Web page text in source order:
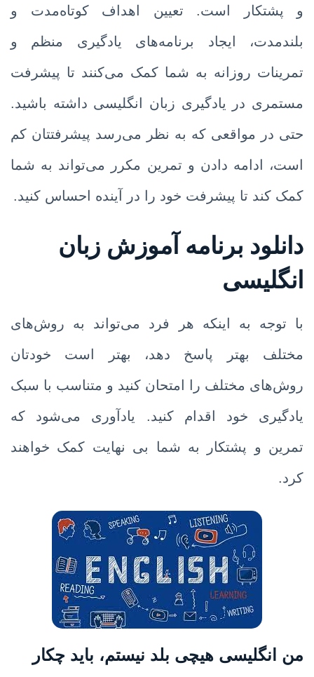
و پشتکار است. تعیین اهداف کوتاه‌مدت و
بلندمدت، ایجاد برنامه‌های یادگیری منظم و
تمرینات روزانه به شما کمک می‌کنند تا پیشرفت
مستمری در یادگیری زبان انگلیسی داشته باشید.
حتی در مواقعی که به نظر می‌رسد پیشرفتتان کم
است، ادامه دادن و تمرین مکرر می‌تواند به شما
کمک کند تا پیشرفت خود را در آینده احساس کنید.
دانلود برنامه آموزش زبان
انگلیسی
با توجه به اینکه هر فرد می‌تواند به روش‌های
مختلف بهتر پاسخ دهد، بهتر است خودتان
روش‌های مختلف را امتحان کنید و متناسب با سبک
یادگیری خود اقدام کنید. یادآوری می‌شود که
تمرین و پشتکار به شما بی نهایت کمک خواهند
کرد.
من انگلیسی هیچی بلد نیستم، باید چکار